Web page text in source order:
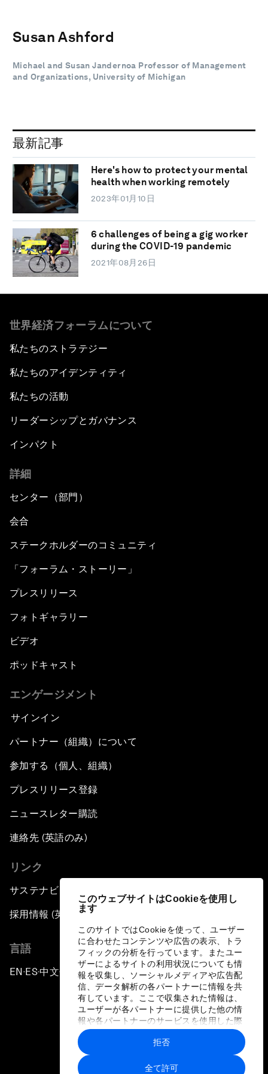
このウェブサイトはCookieを使用し
ます
このサイトではCookieを使って、ユーザー
に合わせたコンテンツや広告の表示、トラ
フィックの分析を行っています。またユー
ザーによるサイトの利用状況についても情
報を収集し、ソーシャルメディアや広告配
信、データ解析の各パートナーに情報を共
有しています。ここで収集された情報は、
ユーザーが各パートナーに提供した他の情
報や各パートナーのサービスを使用した際
に収集された情報と組み合わされ、各パー
トナーによって使用されることがありま
す。
全て許可
拒否
Susan Ashford
Michael and Susan Jandernoa Professor of Management
and Organizations, University of Michigan
最新記事
Here's how to protect your mental
health when working remotely
2023年01月10日
6 challenges of being a gig worker
during the COVID-19 pandemic
2021年08月26日
世界経済フォーラムについて
私たちのストラテジー
私たちのアイデンティティ
私たちの活動
リーダーシップとガバナンス
インパクト
詳細
センター（部門）
会合
ステークホルダーのコミュニティ
「フォーラム・ストーリー」
プレスリリース
フォトギャラリー
ビデオ
ポッドキャスト
エンゲージメント
サインイン
パートナー（組織）について
参加する（個人、組織）
プレスリリース登録
ニュースレター購読
連絡先 (英語のみ)
リンク
サステナビリティへの取り組み
採用情報 (英語のみ)
言語
EN ▪ES▪中文▪ 日本語
プライバシーポリシーと利用規約